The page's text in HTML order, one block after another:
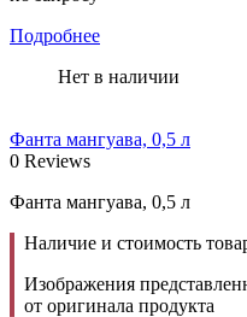
Подробнее
Нет в наличии
Фанта мангуава, 0,5 л
0 Reviews
Фанта мангуава, 0,5 л
Наличие и стоимость
Изображения
от оригинала продукта